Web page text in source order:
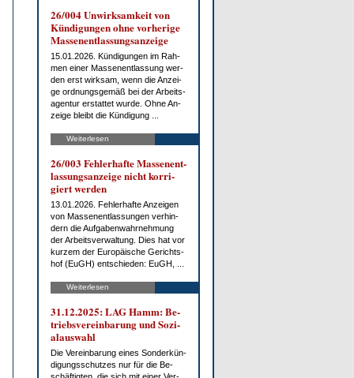
26/004 Un­wirk­sam­keit von
Kün­di­gun­gen oh­ne vor­he­ri­ge
Mas­sen­ent­las­sungs­an­zei­ge
15.01.2026. Kün­di­gun­gen im Rah­
men ei­ner Mas­sen­ent­las­sung wer­
den erst wirk­sam, wenn die An­zei­
ge ord­nungs­ge­mäß bei der Ar­beits­
agen­tur er­stat­tet wur­de. Oh­ne An­
zei­ge bleibt die Kün­di­gung ...
Weiterlesen
26/003 Feh­ler­haf­te Mas­sen­ent­
las­sungs­an­zei­ge nicht kor­ri­
giert wer­den
13.01.2026. Feh­ler­haf­te An­zei­gen
von Mas­sen­ent­las­sun­gen ver­hin­
dern die Auf­ga­ben­wahr­neh­mung
der Ar­beits­ver­wal­tung. Dies hat vor
kur­zem der Eu­ro­päi­sche Ge­richts­
hof (EuGH) ent­schie­den: EuGH, ...
Weiterlesen
31.12.2025: LAG Hamm: Be­
triebs­ver­ein­ba­rung und So­zi­
al­aus­wahl
Die Ver­ein­ba­rung ei­nes Son­der­kün­
di­gungs­schut­zes nur für die Be­